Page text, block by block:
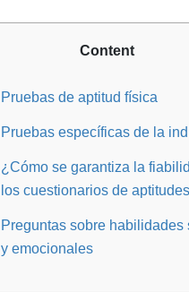
Content
Pruebas de aptitud física
Pruebas específicas de la
¿Cómo se garantiza la
los cuestionarios de
Preguntas sobre habilidades
y emocionales